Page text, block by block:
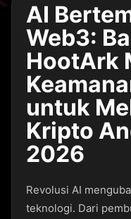
AI
Web3:
HootArk
untuk
Kripto
2026
Revolusi AI
teknologi. Dari